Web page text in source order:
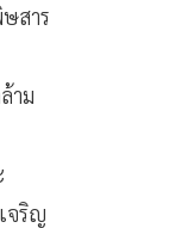
สาร
าม
จริญ